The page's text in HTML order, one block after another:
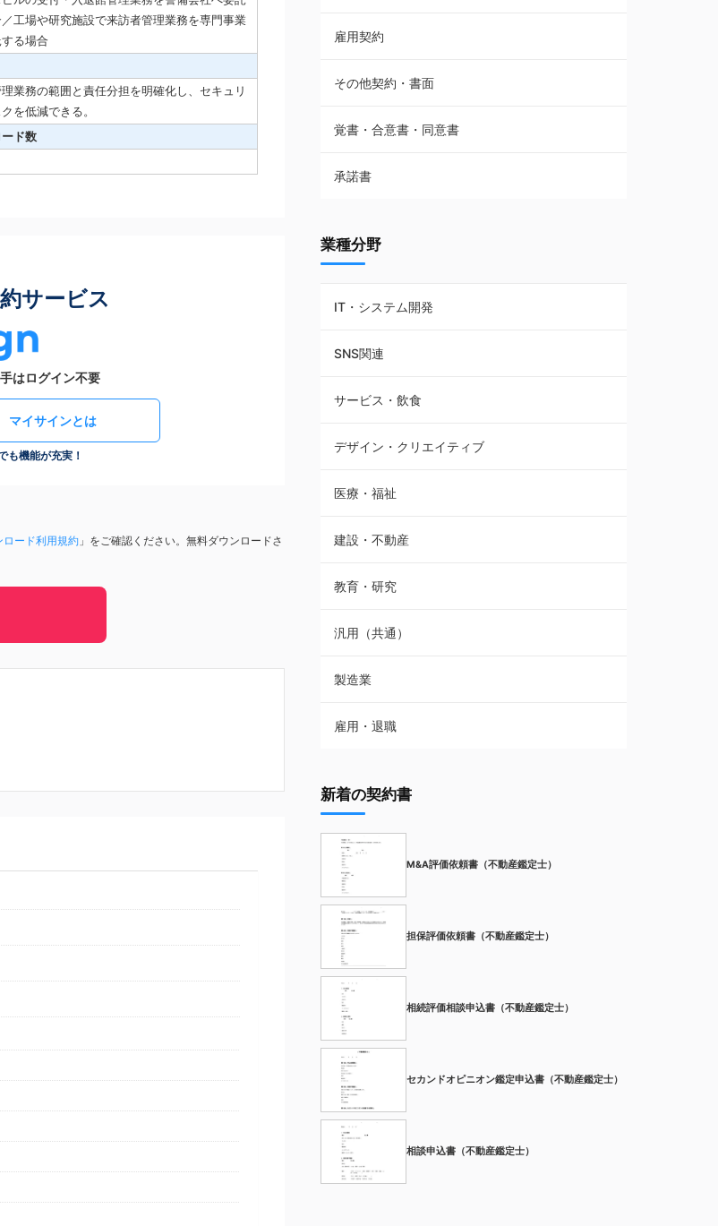
工場や研究施設で来訪者管理業務を専門事業
る場合
理業務の範囲と責任分担を明確化し、セキュリ
を低減できる。
ド数
サービス
はログイン不要
マイサインとは
機能が充実！
ード利用規約 」をご確認ください。無料ダウンロードさ
株主総会議事録・関連書類
請負契約
フランチャイズ契約
賃貸借契約
雇用契約
その他契約・書面
覚書・合意書・同意書
承諾書
業種分野
IT・システム開発
SNS関連
サービス・飲食
デザイン・クリエイティブ
医療・福祉
建設・不動産
教育・研究
汎用（共通）
製造業
雇用・退職
新着の契約書
M&A評価依頼書（不動産鑑定士）
担保評価依頼書（不動産鑑定士）
相続評価相談申込書（不動産鑑定士）
セカンドオピニオン鑑定申込書（不動産鑑定士）
相談申込書（不動産鑑定士）